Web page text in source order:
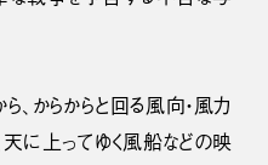
、からからと回る風向・風力
天に上ってゆく風船などの映